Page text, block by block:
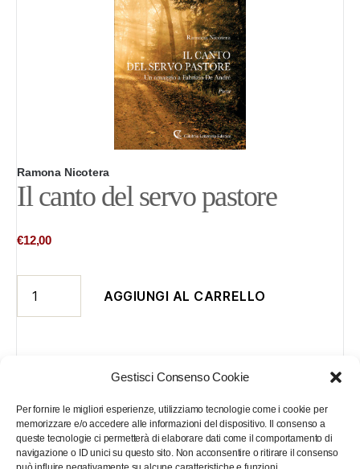
Gestisci Consenso Cookie
Per fornire le migliori esperienze, utilizziamo tecnologie come i cookie per
memorizzare e/o accedere alle informazioni del dispositivo. Il consenso a
queste tecnologie ci permetterà di elaborare dati come il comportamento di
navigazione o ID unici su questo sito. Non acconsentire o ritirare il consenso
Ramona Nicotera
Il canto del servo pastore
€12,00
canto
AGGIUNGI AL CARRELLO
Descrizione Informazioni aggiuntive
Una lettura poetica de “Il Canto del Servo Pastore” di Fabrizio De Andrè,